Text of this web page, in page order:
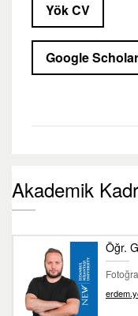
Yök CV
Google Scholar
Akademik
Öğr.